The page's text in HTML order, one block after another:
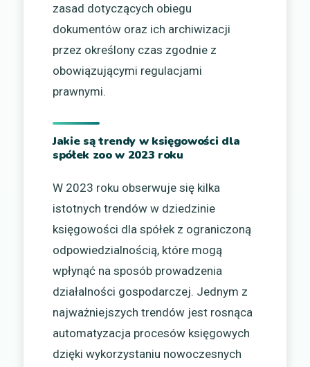
zasad dotyczących obiegu
dokumentów oraz ich archiwizacji
przez określony czas zgodnie z
obowiązującymi regulacjami
prawnymi.
Jakie są trendy w księgowości dla
spółek zoo w 2023 roku
W 2023 roku obserwuje się kilka
istotnych trendów w dziedzinie
księgowości dla spółek z ograniczoną
odpowiedzialnością, które mogą
wpłynąć na sposób prowadzenia
działalności gospodarczej. Jednym z
najważniejszych trendów jest rosnąca
automatyzacja procesów księgowych
dzięki wykorzystaniu nowoczesnych